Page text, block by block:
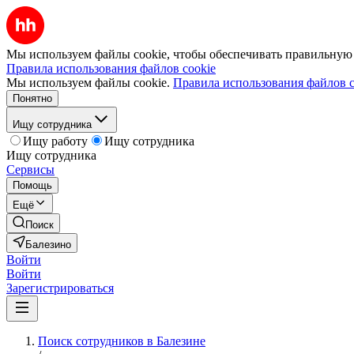
Мы используем файлы cookie, чтобы обеспечивать правильную
Правила использования файлов cookie
Мы используем файлы cookie. Правила использования файлов
Понятно
Ищу сотрудника
Ищу работу
Ищу сотрудника
Ищу сотрудника
Сервисы
Помощь
Ещё
Поиск
Балезино
Войти
Войти
Зарегистрироваться
Поиск сотрудников в Балезине